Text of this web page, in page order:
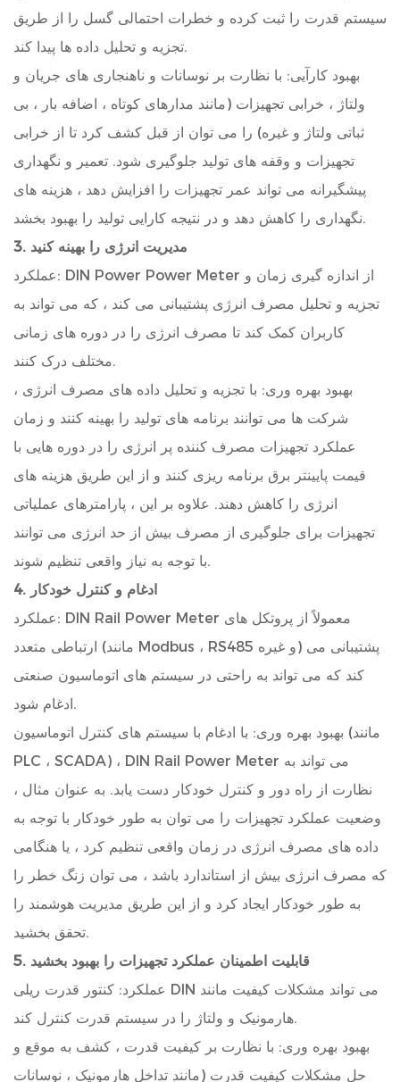
سیستم قدرت را ثبت کرده و خطرات احتمالی گسل را از طریق
تجزیه و تحلیل داده ها پیدا کند.
بهبود کارآیی: با نظارت بر نوسانات و ناهنجاری های جریان و
ولتاژ ، خرابی تجهیزات (مانند مدارهای کوتاه ، اضافه بار ، بی
ثباتی ولتاژ و غیره) را می توان از قبل کشف کرد تا از خرابی
تجهیزات و وقفه های تولید جلوگیری شود. تعمیر و نگهداری
پیشگیرانه می تواند عمر تجهیزات را افزایش دهد ، هزینه های
نگهداری را کاهش دهد و در نتیجه کارایی تولید را بهبود بخشد.
3. مدیریت انرژی را بهینه کنید
عملکرد: DIN Power Power Meter از اندازه گیری زمان و
تجزیه و تحلیل مصرف انرژی پشتیبانی می کند ، که می تواند به
کاربران کمک کند تا مصرف انرژی را در دوره های زمانی
مختلف درک کنند.
بهبود بهره وری: با تجزیه و تحلیل داده های مصرف انرژی ،
شرکت ها می توانند برنامه های تولید را بهینه کنند و زمان
عملکرد تجهیزات مصرف کننده پر انرژی را در دوره هایی با
قیمت پایینتر برق برنامه ریزی کنند و از این طریق هزینه های
انرژی را کاهش دهند. علاوه بر این ، پارامترهای عملیاتی
تجهیزات برای جلوگیری از مصرف بیش از حد انرژی می توانند
با توجه به نیاز واقعی تنظیم شوند.
4. ادغام و کنترل خودکار
عملکرد: DIN Rail Power Meter معمولاً از پروتکل های
ارتباطی متعدد (مانند Modbus ، RS485 و غیره) پشتیبانی می
کند که می تواند به راحتی در سیستم های اتوماسیون صنعتی
ادغام شود.
بهبود بهره وری: با ادغام با سیستم های کنترل اتوماسیون (مانند
PLC ، SCADA) ، DIN Rail Power Meter می تواند به
نظارت از راه دور و کنترل خودکار دست یابد. به عنوان مثال ،
وضعیت عملکرد تجهیزات را می توان به طور خودکار با توجه به
داده های مصرف انرژی در زمان واقعی تنظیم کرد ، یا هنگامی
که مصرف انرژی بیش از استاندارد باشد ، می توان زنگ خطر را
به طور خودکار ایجاد کرد و از این طریق مدیریت هوشمند را
تحقق بخشید.
5. قابلیت اطمینان عملکرد تجهیزات را بهبود بخشید
عملکرد: کنتور قدرت ریلی DIN می تواند مشکلات کیفیت مانند
هارمونیک و ولتاژ را در سیستم قدرت کنترل کند.
بهبود بهره وری: با نظارت بر کیفیت قدرت ، کشف به موقع و
حل مشکلات کیفیت قدرت (مانند تداخل هارمونیک ، نوسانات